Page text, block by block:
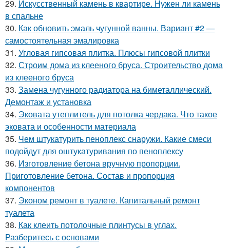
29. Искусственный камень в квартире. Нужен ли камень
в спальне
30. Как обновить эмаль чугунной ванны. Вариант #2 —
самостоятельная эмалировка
31. Угловая гипсовая плитка. Плюсы гипсовой плитки
32. Строим дома из клееного бруса. Строительство дома
из клееного бруса
33. Замена чугунного радиатора на биметаллический.
Демонтаж и установка
34. Эковата утеплитель для потолка чердака. Что такое
эковата и особенности материала
35. Чем штукатурить пеноплекс снаружи. Какие смеси
подойдут для оштукатуривания по пеноплексу
36. Изготовление бетона вручную пропорции.
Приготовление бетона. Состав и пропорция
компонентов
37. Эконом ремонт в туалете. Капитальный ремонт
туалета
38. Как клеить потолочные плинтусы в углах.
Разберитесь с основами